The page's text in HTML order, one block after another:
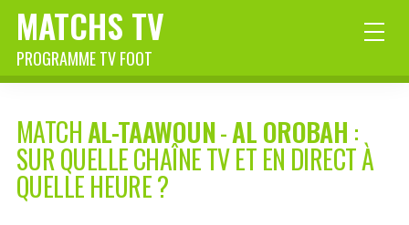
MATCHS TV
PROGRAMME TV FOOT
MATCHAL-TAAWOUN-AL OROBAH :
SUR QUELLE CHAÎNE TV ET EN DIRECT À
QUELLE HEURE ?